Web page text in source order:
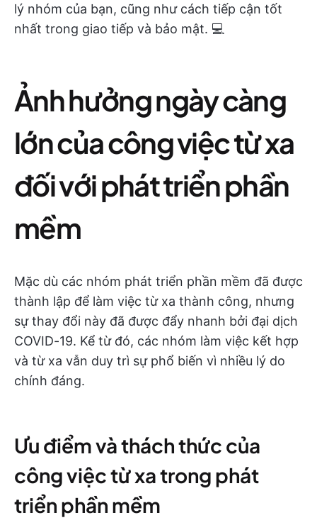
lý nhóm của bạn, cũng như cách tiếp cận tốt
nhất trong giao tiếp và bảo mật. 💻
Ảnh hưởng ngày càng
lớn của công việc từ xa
đối với phát triển phần
mềm
Mặc dù các nhóm phát triển phần mềm đã được
thành lập để làm việc từ xa thành công, nhưng
sự thay đổi này đã được đẩy nhanh bởi đại dịch
COVID-19. Kể từ đó, các nhóm làm việc kết hợp
và từ xa vẫn duy trì sự phổ biến vì nhiều lý do
chính đáng.
Ưu điểm và thách thức của
công việc từ xa trong phát
triển phần mềm